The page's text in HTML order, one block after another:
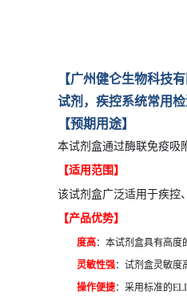
【广州健仑生物科技
试剂，疾控系统常用
【预期用途】
本试剂盒通过酶联免疫吸
【适用范围 】
该试剂盒广泛适用于疾控
【产品优势】
度高：本试剂盒具有高度
灵敏性强：试剂盒灵敏度
操作便捷：采用标准的